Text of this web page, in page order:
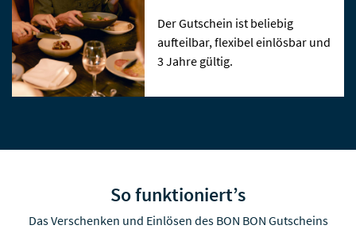
Der Gutschein ist beliebig
aufteilbar, flexibel einlösbar und
3 Jahre gültig.
So funktioniert’s
Das Verschenken und Einlösen des BON BON Gutscheins